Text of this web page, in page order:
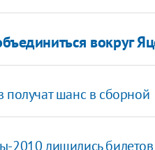
вокруг
шанс в сборной
2010 лишились билетов